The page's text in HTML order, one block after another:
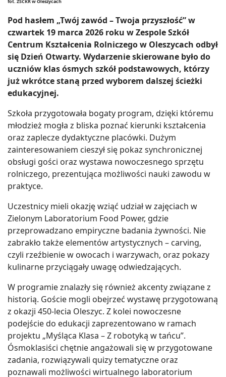
Pod hasłem „Twój zawód – Twoja przyszłość” w
czwartek 19 marca 2026 roku w Zespole Szkół
Centrum Kształcenia Rolniczego w Oleszycach odbył
się Dzień Otwarty. Wydarzenie skierowane było do
uczniów klas ósmych szkół podstawowych, którzy
już wkrótce staną przed wyborem dalszej ścieżki
edukacyjnej.
Szkoła przygotowała bogaty program, dzięki któremu
młodzież mogła z bliska poznać kierunki kształcenia
oraz zaplecze dydaktyczne placówki. Dużym
zainteresowaniem cieszył się pokaz synchronicznej
obsługi gości oraz wystawa nowoczesnego sprzętu
rolniczego, prezentująca możliwości nauki zawodu w
praktyce.
Uczestnicy mieli okazję wziąć udział w zajęciach w
Zielonym Laboratorium Food Power, gdzie
przeprowadzano empiryczne badania żywności. Nie
zabrakło także elementów artystycznych – carving,
czyli rzeźbienie w owocach i warzywach, oraz pokazy
kulinarne przyciągały uwagę odwiedzających.
W programie znalazły się również akcenty związane z
historią. Goście mogli obejrzeć wystawę przygotowaną
z okazji 450-lecia Oleszyc. Z kolei nowoczesne
podejście do edukacji zaprezentowano w ramach
projektu „Myśląca Klasa – Z robotyką w tańcu”.
Ósmoklasiści chętnie angażowali się w przygotowane
zadania, rozwiązywali quizy tematyczne oraz
poznawali możliwości wirtualnego laboratorium